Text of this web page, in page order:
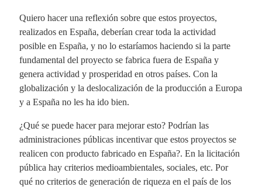
Quiero hacer una reflexión sobre que estos proyectos,
realizados en España, deberían crear toda la actividad
posible en España, y no lo estaríamos haciendo si la parte
fundamental del proyecto se fabrica fuera de España y
genera actividad y prosperidad en otros países. Con la
globalización y la deslocalización de la producción a Europa
y a España no les ha ido bien.
¿Qué se puede hacer para mejorar esto? Podrían las
administraciones públicas incentivar que estos proyectos se
realicen con producto fabricado en España?. En la licitación
pública hay criterios medioambientales, sociales, etc. Por
qué no criterios de generación de riqueza en el país de los